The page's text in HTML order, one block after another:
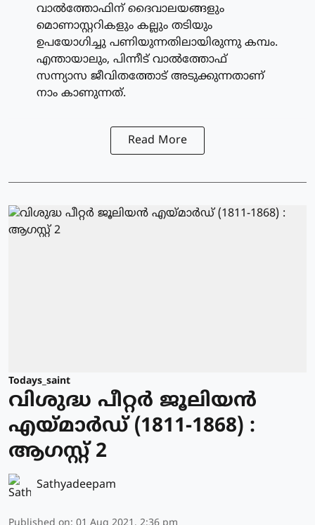
വാല്‍ത്തോഫിന് ദൈവാലയങ്ങളും
മൊണാസ്റ്ററികളും കല്ലും തടിയും
ഉപയോഗിച്ചു പണിയുന്നതിലായിരുന്നു കമ്പം.
എന്തായാലും, പിന്നീട് വാല്‍ത്തോഫ്
സന്ന്യാസ ജീവിതത്തോട് അടുക്കുന്നതാണ്
നാം കാണുന്നത്.
Read More
Todays_saint
വിശുദ്ധ പീറ്റര്‍ ജൂലിയന്‍
എയ്മാര്‍ഡ് (1811-1868) :
ആഗസ്റ്റ് 2
Sathyadeepam